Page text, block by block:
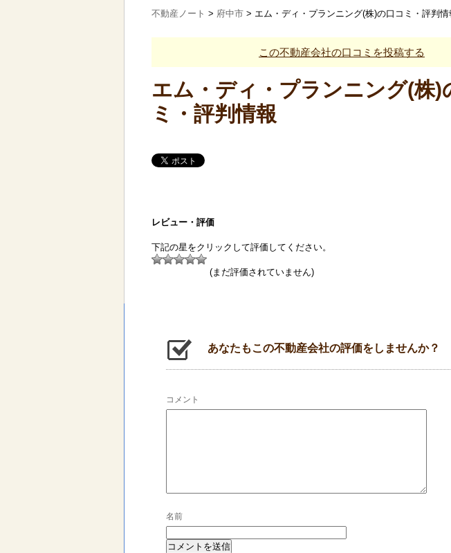
不動産ノート > 府中市 > エム・ディ・プランニング(株)の口コミ・評判情
この不動産会社の口コミを投稿する
エム・ディ・プランニング(株)
ミ・評判情報
レビュー・評価
下記の星をクリックして評価してください。
(まだ評価されていません)
あなたもこの不動産会社の評価をしませんか？
コメント
名前